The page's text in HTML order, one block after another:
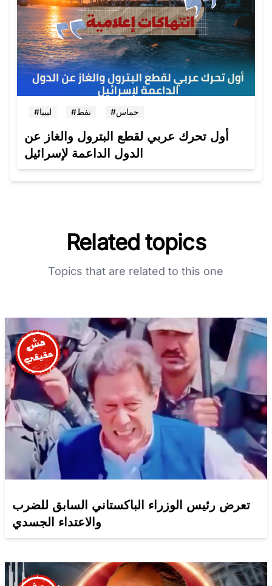
#ليبيا #نفط #حماس
أول تحرك عربي لقطع البترول والغاز عن
الدول الداعمة لإسرائيل
Related topics
Topics that are related to this one
تعرض رئيس الوزراء الباكستاني السابق للضرب
والاعتداء الجسدي